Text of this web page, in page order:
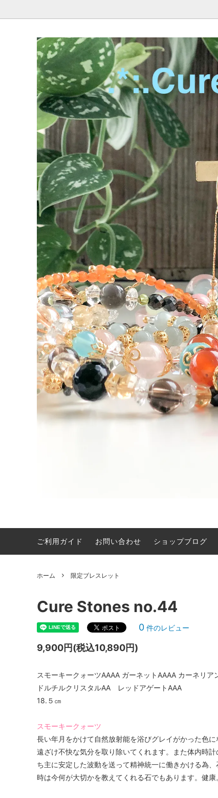
限定ブレスレット
ご利用ガイド お問い合わせ ショップブログ
ホーム 限定ブレスレット
Cure Stones no.44
0 件のレビュー
9,900円(税込10,890円)
スモーキークォーツAAAA ガーネットAAAA カーネリ
ドルチルクリスタルAA レッドアゲートAAA
18.５㎝
スモーキークォーツ
長い年月をかけて自然放射能を浴びグレイがかった色
遠ざけ不快な気分を取り除いてくれます。また体内時
ち主に安定した波動を送って精神統一に働きかける為
時は今何が大切かを教えてくれる石でもあります。健康